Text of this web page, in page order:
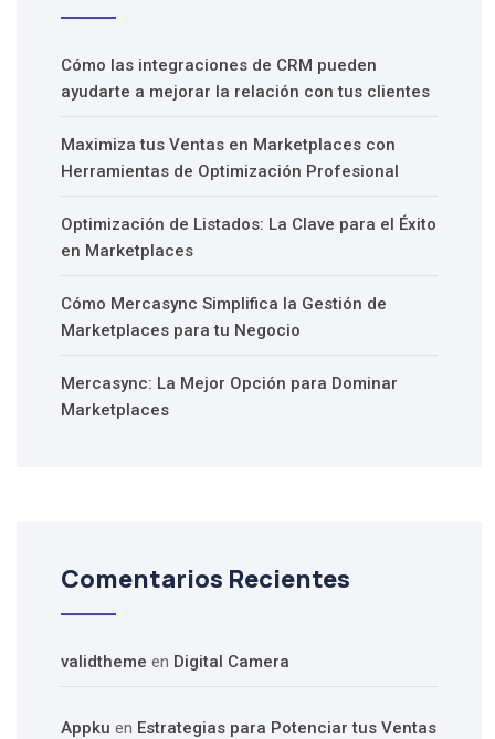
Cómo las integraciones de CRM pueden
ayudarte a mejorar la relación con tus clientes
Maximiza tus Ventas en Marketplaces con
Herramientas de Optimización Profesional
Optimización de Listados: La Clave para el Éxito
en Marketplaces
Cómo Mercasync Simplifica la Gestión de
Marketplaces para tu Negocio
Mercasync: La Mejor Opción para Dominar
Marketplaces
Comentarios Recientes
validtheme en Digital Camera
Appku en Estrategias para Potenciar tus Ventas